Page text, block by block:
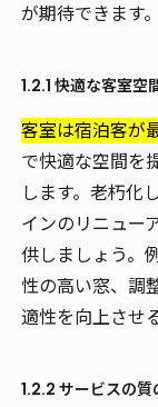
が期待できます。
1.2.1 快適な客室空
客室は宿泊客が
で快適な空間を
します。老朽化
インのリニュー
供しましょう。
性の高い窓、調
適性を向上させ
1.2.2 サービスの質